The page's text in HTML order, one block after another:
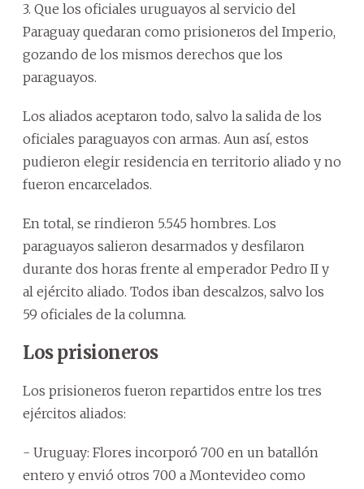
3. Que los oficiales uruguayos al servicio del
Paraguay quedaran como prisioneros del Imperio,
gozando de los mismos derechos que los
paraguayos.
Los aliados aceptaron todo, salvo la salida de los
oficiales paraguayos con armas. Aun así, estos
pudieron elegir residencia en territorio aliado y no
fueron encarcelados.
En total, se rindieron 5.545 hombres. Los
paraguayos salieron desarmados y desfilaron
durante dos horas frente al emperador Pedro II y
al ejército aliado. Todos iban descalzos, salvo los
59 oficiales de la columna.
Los prisioneros
Los prisioneros fueron repartidos entre los tres
ejércitos aliados:
- Uruguay: Flores incorporó 700 en un batallón
entero y envió otros 700 a Montevideo como